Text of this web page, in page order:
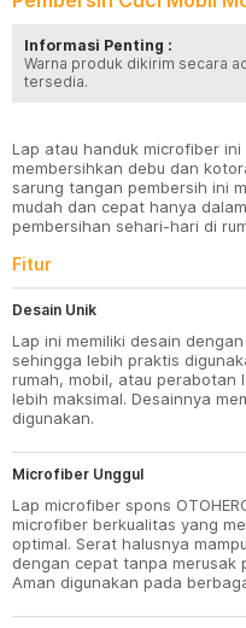
Informasi Penting :
Warna produk dikirim secara
tersedia.
Lap atau handuk microfiber
membersihkan debu dan
sarung tangan pembersih ini
mudah dan cepat hanya
pembersihan sehari-hari di
Fitur
Desain Unik
Lap ini memiliki desain
sehingga lebih praktis
rumah, mobil, atau perabotan
lebih maksimal. Desainnya
digunakan.
Microfiber Unggul
Lap microfiber spons
microfiber berkualitas yang
optimal. Serat halusnya
dengan cepat tanpa merusak
Aman digunakan pada